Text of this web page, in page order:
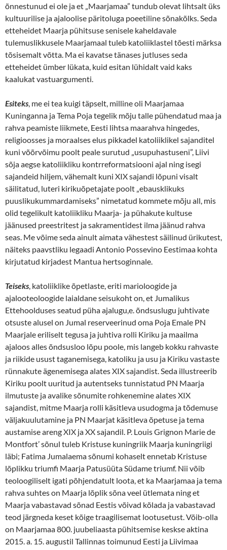
õnnestunud ei ole ja et „Maarjamaa” tundub olevat lihtsalt üks
kultuurilise ja ajaloolise päritoluga poeetiline sõnakõlks. Seda
etteheidet Maarja pühitsuse senisele kaheldavale
tulemuslikkusele Maarjamaal tuleb katoliiklastel tõesti märksa
tõsisemalt võtta. Ma ei kavatse tänases jutluses seda
etteheidet ümber lükata, kuid esitan lühidalt vaid kaks
kaalukat vastuargumenti.
Esiteks , me ei tea kuigi täpselt, milline oli Maarjamaa
Kuninganna ja Tema Poja tegelik mõju talle pühendatud maa ja
rahva peamiste liikmete, Eesti lihtsa maarahva hingedes,
religioosses ja moraalses elus pikkadel katoliiklikel sajanditel
kuni võõrvõimu poolt peale surutud „usupuhastuseni”, Liivi
sõja aegse katoliikliku kontrreformatsiooni ajal ning isegi
sajandeid hiljem, vähemalt kuni XIX sajandi lõpuni visalt
säilitatud, luteri kirikuõpetajate poolt „ebausklikuks
puuslikukummardamiseks” nimetatud kommete mõju all, mis
olid tegelikult katoliikliku Maarja- ja pühakute kultuse
jäänused preestritest ja sakramentidest ilma jäänud rahva
seas. Me võime seda ainult aimata vähestest säilinud ürikutest,
näiteks paavstliku legaadi Antonio Possevino Eestimaa kohta
kirjutatud kirjadest Mantua hertsoginnale.
Teiseks , katoliiklike õpetlaste, eriti marioloogide ja
ajalooteoloogide laialdane seisukoht on, et Jumalikus
Ettehoolduses seatud püha ajalugu,e. õndsuslugu juhtivate
otsuste alusel on Jumal reserveerinud oma Poja Emale PN
Maarjale eriliselt tegusa ja juhtiva rolli Kiriku ja maailma
ajaloos alles õndsusloo lõpu poole, mis langeb kokku rahvaste
ja riikide usust taganemisega, katoliku ja usu ja Kiriku vastaste
rünnakute ägenemisega alates XIX sajandist. Seda illustreerib
Kiriku poolt uuritud ja autentseks tunnistatud PN Maarja
ilmutuste ja avalike sõnumite rohkenemine alates XIX
sajandist, mitme Maarja rolli käsitleva usudogma ja tõdemuse
väljakuulutamine ja PN Maarjat käsitleva õpetuse ja tema
austamise areng XIX ja XX sajandil. P. Louis Grignon Marie de
Montfort’ sõnul tuleb Kristuse kuningriik Maarja kuningriigi
läbi; Fatima Jumalaema sõnumi kohaselt ennetab Kristuse
lõplikku triumfi Maarja Patusüüta Südame triumf. Nii võib
teoloogiliselt igati põhjendatult loota, et ka Maarjamaa ja tema
rahva suhtes on Maarja lõplik sõna veel ütlemata ning et
Maarja vabastavad sõnad Eestis võivad kõlada ja vabastavad
teod järgneda keset kõige traagilisemat lootusetust. Võib-olla
on Maarjamaa 800. juubeliaasta pühitsemise keskse aktina
2015. a. 15. augustil Tallinnas toimunud Eesti ja Liivimaa